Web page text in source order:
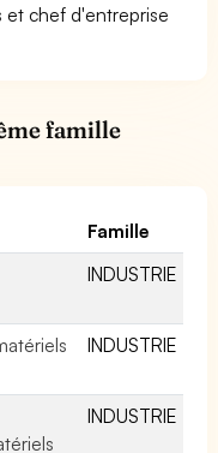
et chef d'entreprise
famille
Famille
INDUSTRIE
INDUSTRIE
INDUSTRIE